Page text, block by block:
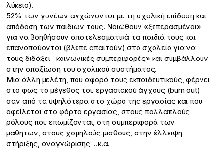
λύκειο).
52% των γονέων αγχώνονται με τη σχολική επίδοση και
απόδοση των παιδιών τους. Νοιώθουν «ξεπερασμένοι»
για να βοηθήσουν αποτελεσματικά τα παιδιά τους και
επαναπαύονται (βλέπε απαιτούν) στο σχολείο για να
τους διδάξει ¨κοινωνικές συμπεριφορές» και συμβάλλουν
στην απαξίωση του σχολικού συστήματος.
Μια άλλη μελέτη, που αφορά τους εκπαιδευτικούς, φέρνει
στο φως το μέγεθος του εργασιακού άγχους (burn out),
σαν από τα υψηλότερα στο χώρο της εργασίας και που
οφείλεται στο φόρτο εργασίας, στους πολλαπλούς
ρόλους που επωμίζονται, στη συμπεριφορά των
μαθητών, στους χαμηλούς μισθούς, στην έλλειψη
στήριξης, αναγνώρισης …κ.α.